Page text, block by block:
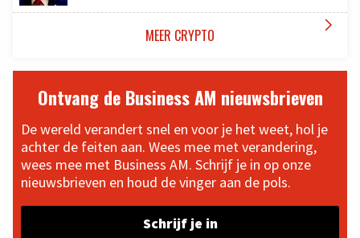
MEER CRYPTO 
Ontvang de Business AM nieuwsbrieven
De wereld verandert snel en voor je het weet, hol je
achter de feiten aan. Wees mee met verandering,
wees mee met Business AM. Schrijf je in op onze
nieuwsbrieven en houd de vinger aan de pols.
Schrijf je in